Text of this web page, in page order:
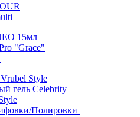
15мл
"Grace"
Style
гель Celebrity
Полировки